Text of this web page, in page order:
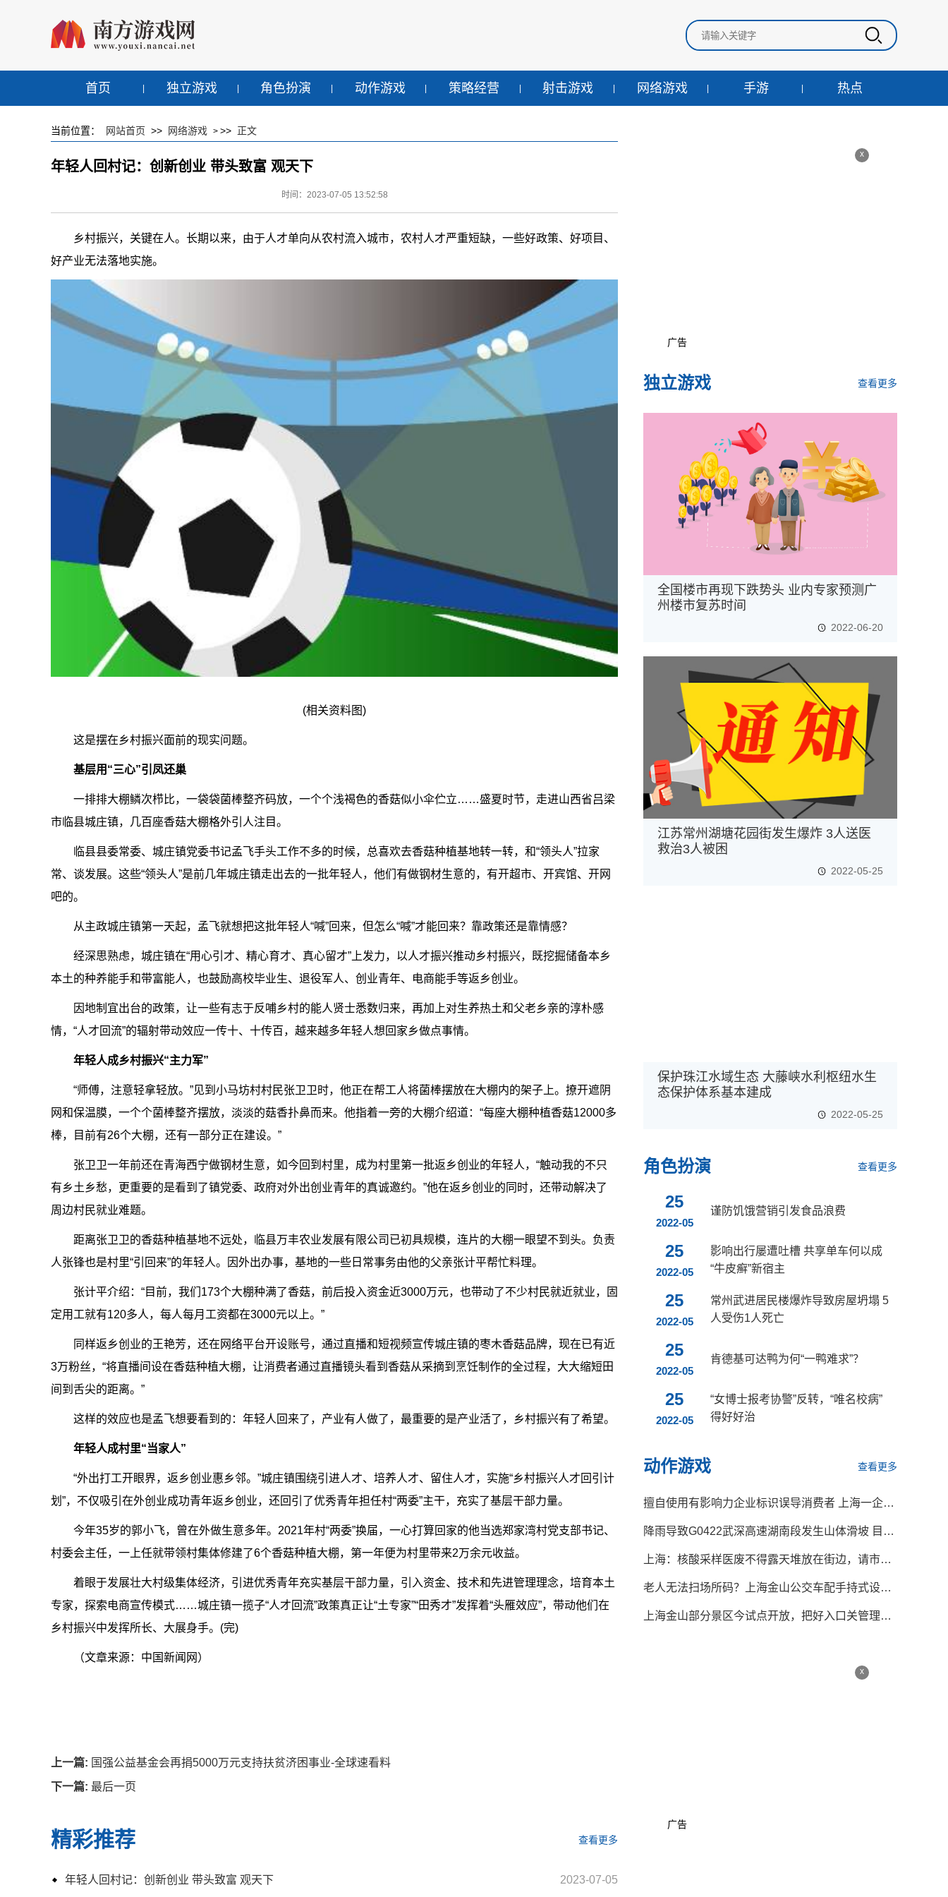
首页 独立游戏 角色扮演 动作游戏 策略经营 射击游戏 网络游戏 手游 热点
当前位置： 网站首页 >> 网络游戏 > >> 正文
年轻人回村记：创新创业 带头致富 观天下
时间：2023-07-05 13:52:58
乡村振兴，关键在人。长期以来，由于人才单向从农村流入城市，农村人才严重短缺，一些好政策、好项目、
好产业无法落地实施。
(相关资料图)
这是摆在乡村振兴面前的现实问题。
基层用“三心”引凤还巢
一排排大棚鳞次栉比，一袋袋菌棒整齐码放，一个个浅褐色的香菇似小伞伫立……盛夏时节，走进山西省吕梁
市临县城庄镇，几百座香菇大棚格外引人注目。
临县县委常委、城庄镇党委书记孟飞手头工作不多的时候，总喜欢去香菇种植基地转一转，和“领头人”拉家
常、谈发展。这些“领头人”是前几年城庄镇走出去的一批年轻人，他们有做钢材生意的，有开超市、开宾馆、开网
吧的。
从主政城庄镇第一天起，孟飞就想把这批年轻人“喊”回来，但怎么“喊”才能回来？靠政策还是靠情感？
经深思熟虑，城庄镇在“用心引才、精心育才、真心留才”上发力，以人才振兴推动乡村振兴，既挖掘储备本乡
本土的种养能手和带富能人，也鼓励高校毕业生、退役军人、创业青年、电商能手等返乡创业。
因地制宜出台的政策，让一些有志于反哺乡村的能人贤士悉数归来，再加上对生养热土和父老乡亲的淳朴感
情，“人才回流”的辐射带动效应一传十、十传百，越来越多年轻人想回家乡做点事情。
年轻人成乡村振兴“主力军”
“师傅，注意轻拿轻放。”见到小马坊村村民张卫卫时，他正在帮工人将菌棒摆放在大棚内的架子上。撩开遮阴
网和保温膜，一个个菌棒整齐摆放，淡淡的菇香扑鼻而来。他指着一旁的大棚介绍道：“每座大棚种植香菇12000多
棒，目前有26个大棚，还有一部分正在建设。”
张卫卫一年前还在青海西宁做钢材生意，如今回到村里，成为村里第一批返乡创业的年轻人，“触动我的不只
有乡土乡愁，更重要的是看到了镇党委、政府对外出创业青年的真诚邀约。”他在返乡创业的同时，还带动解决了
周边村民就业难题。
距离张卫卫的香菇种植基地不远处，临县万丰农业发展有限公司已初具规模，连片的大棚一眼望不到头。负责
人张锋也是村里“引回来”的年轻人。因外出办事，基地的一些日常事务由他的父亲张计平帮忙料理。
张计平介绍：“目前，我们173个大棚种满了香菇，前后投入资金近3000万元，也带动了不少村民就近就业，固
定用工就有120多人，每人每月工资都在3000元以上。”
同样返乡创业的王艳芳，还在网络平台开设账号，通过直播和短视频宣传城庄镇的枣木香菇品牌，现在已有近
3万粉丝，“将直播间设在香菇种植大棚，让消费者通过直播镜头看到香菇从采摘到烹饪制作的全过程，大大缩短田
间到舌尖的距离。”
这样的效应也是孟飞想要看到的：年轻人回来了，产业有人做了，最重要的是产业活了，乡村振兴有了希望。
年轻人成村里“当家人”
“外出打工开眼界，返乡创业惠乡邻。”城庄镇围绕引进人才、培养人才、留住人才，实施“乡村振兴人才回引计
划”，不仅吸引在外创业成功青年返乡创业，还回引了优秀青年担任村“两委”主干，充实了基层干部力量。
今年35岁的郭小飞，曾在外做生意多年。2021年村“两委”换届，一心打算回家的他当选郑家湾村党支部书记、
村委会主任，一上任就带领村集体修建了6个香菇种植大棚，第一年便为村里带来2万余元收益。
着眼于发展壮大村级集体经济，引进优秀青年充实基层干部力量，引入资金、技术和先进管理理念，培育本土
专家，探索电商宣传模式……城庄镇一揽子“人才回流”政策真正让“土专家”“田秀才”发挥着“头雁效应”，带动他们在
乡村振兴中发挥所长、大展身手。(完)
（文章来源：中国新闻网）
上一篇: 国强公益基金会再捐5000万元支持扶贫济困事业-全球速看料
下一篇: 最后一页
精彩推荐 查看更多
年轻人回村记：创新创业 带头致富 观天下 2023-07-05
x
广告
独立游戏 查看更多
全国楼市再现下跌势头 业内专家预测广
州楼市复苏时间
2022-06-20
江苏常州湖塘花园街发生爆炸 3人送医
救治3人被困
2022-05-25
保护珠江水域生态 大藤峡水利枢纽水生
态保护体系基本建成
2022-05-25
角色扮演 查看更多
25
2022-05
谨防饥饿营销引发食品浪费
25
2022-05
影响出行屡遭吐槽 共享单车何以成
“牛皮癣”新宿主
25
2022-05
常州武进居民楼爆炸导致房屋坍塌 5
人受伤1人死亡
25
2022-05
肯德基可达鸭为何“一鸭难求”？
25
2022-05
“女博士报考协警”反转，“唯名校病”
得好好治
动作游戏 查看更多
擅自使用有影响力企业标识误导消费者 上海一企业涉嫌违法被立案调查
降雨导致G0422武深高速湖南段发生山体滑坡 目前正在抢修中
上海：核酸采样医废不得露天堆放在街边，请市民监督
老人无法扫场所码？上海金山公交车配手持式设备刷身份证
上海金山部分景区今试点开放，把好入口关管理关应急关
x
广告